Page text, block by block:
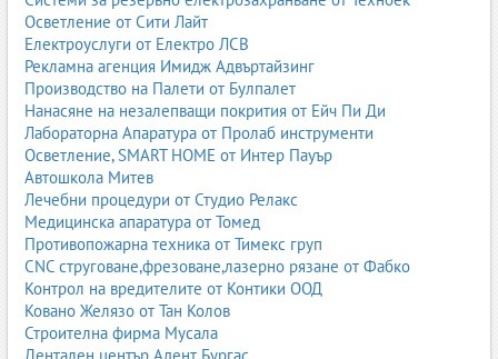
Осветление от Сити Лайт
Електроуслуги от Електро ЛСВ
Рекламна агенция Имидж Адвъртайзинг
Производство на Палети от Булпалет
Нанасяне на незалепващи покрития от Ейч Пи Ди
Лабораторна Апаратура от Пролаб инструменти
Осветление, SMART HOME от Интер Пауър
Автошкола Митев
Лечебни процедури от Студио Релакс
Медицинска апаратура от Томед
Противопожарна техника от Тимекс груп
CNC струговане,фрезоване,лазерно рязане от Фабко
Контрол на вредителите от Контики ООД
Ковано Желязо от Тан Колов
Строителна фирма Мусала
Дентален център Адент Бургас